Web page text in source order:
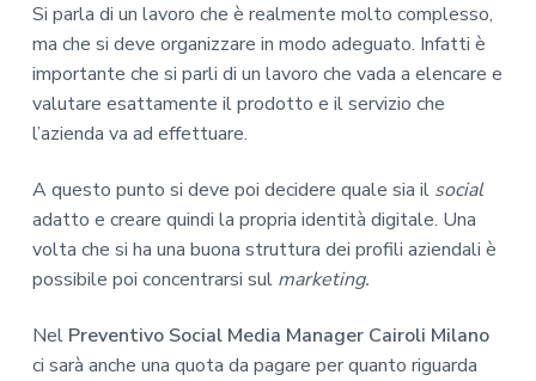
Si parla di un lavoro che è realmente molto complesso,
ma che si deve organizzare in modo adeguato. Infatti è
importante che si parli di un lavoro che vada a elencare e
valutare esattamente il prodotto e il servizio che
l’azienda va ad effettuare.
A questo punto si deve poi decidere quale sia il social
adatto e creare quindi la propria identità digitale. Una
volta che si ha una buona struttura dei profili aziendali è
possibile poi concentrarsi sul marketing.
NelPreventivo Social Media Manager Cairoli Milano
ci sarà anche una quota da pagare per quanto riguarda